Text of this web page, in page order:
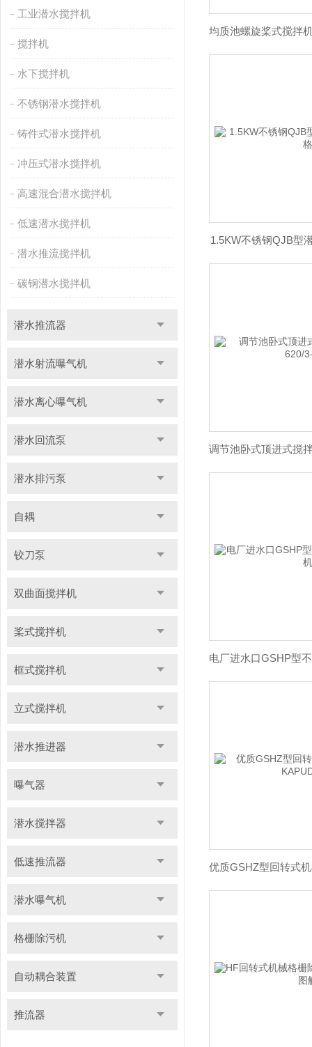
工业潜水搅拌机
搅拌机
水下搅拌机
不锈钢潜水搅拌机
铸件式潜水搅拌机
冲压式潜水搅拌机
高速混合潜水搅拌机
低速潜水搅拌机
潜水推流搅拌机
碳钢潜水搅拌机
潜水推流器
潜水射流曝气机
潜水离心曝气机
潜水回流泵
潜水排污泵
自耦
铰刀泵
双曲面搅拌机
桨式搅拌机
框式搅拌机
立式搅拌机
潜水推进器
曝气器
潜水搅拌器
低速推流器
潜水曝气机
格栅除污机
自动耦合装置
推流器
1.5KW不锈钢QJB型